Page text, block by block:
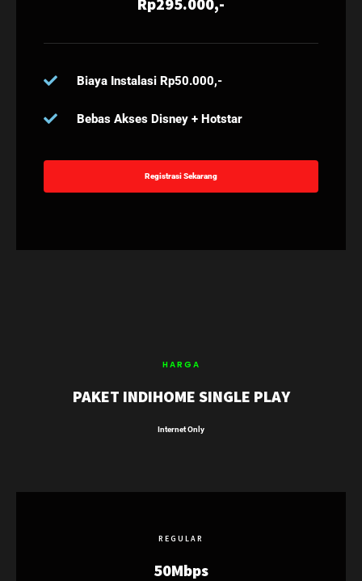
Biaya Instalasi Rp50.000,-
Bebas Akses Disney + Hotstar
Registrasi Sekarang
HARGA
PAKET INDIHOME SINGLE PLAY
Internet Only
REGULAR
50Mbps